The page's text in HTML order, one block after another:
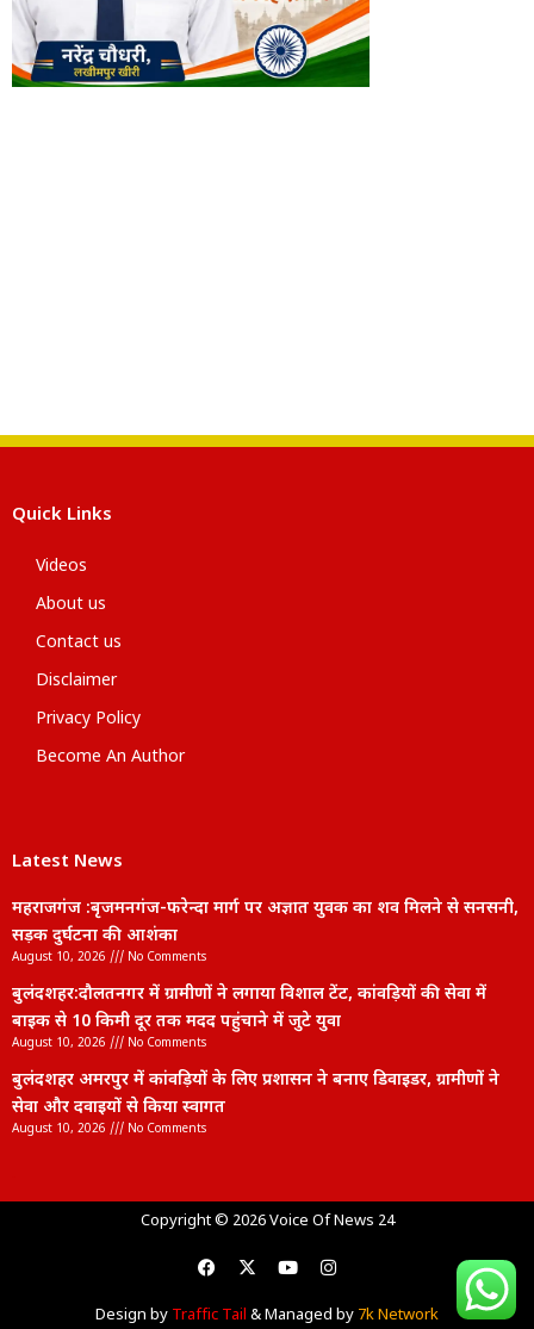
About us
Latest News
August 10, 2026
बुलंदशहर:दौलतनगर में ग्रामीणों ने लगाया विशाल टेंट, कांवड़ियों की सेवा में
बाइक से 10 किमी दूर तक मदद पहुंचाने में जुटे युवा
August 10, 2026
बुलंदशहर अमरपुर में कांवड़ियों के लिए प्रशासन ने बनाए डिवाइडर, ग्रामीणों ने
सेवा और दवाइयों से किया स्वागत
August 10, 2026 No Comments
Copyright © 2026 Voice Of News 24
Design byTraffic Tail& Managed by7k Network